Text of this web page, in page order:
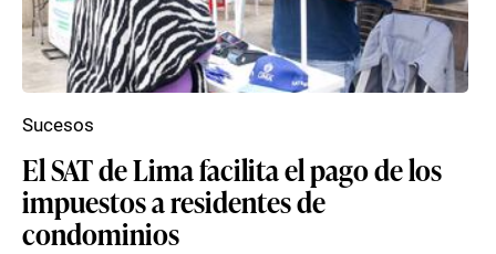
El SAT de Lima facilita el pago de los
impuestos a residentes de
condominios
Sucesos